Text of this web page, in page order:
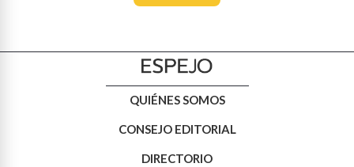
QUIÉNES SOMOS
CONSEJO EDITORIAL
DIRECTORIO